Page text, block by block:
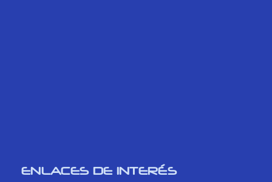
ENLACES DE INTERÉS